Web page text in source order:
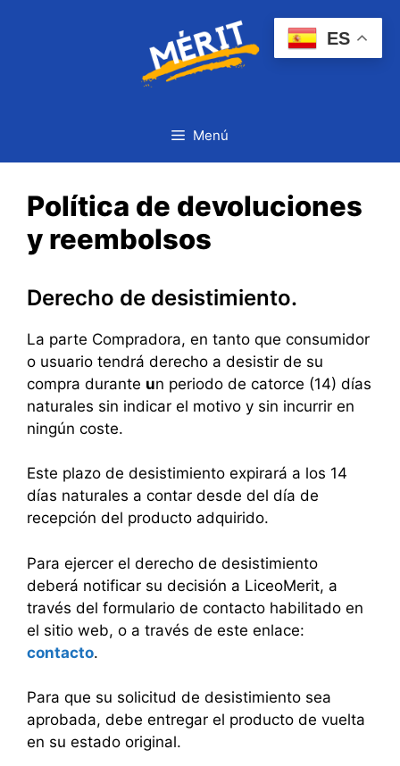
Menú
Política de devoluciones
y reembolsos
Derecho de desistimiento.
La parte Compradora, en tanto que consumidor
o usuario tendrá derecho a desistir de su
compra durante un periodo de catorce (14) días
naturales sin indicar el motivo y sin incurrir en
ningún coste.
Este plazo de desistimiento expirará a los 14
días naturales a contar desde del día de
recepción del producto adquirido.
Para ejercer el derecho de desistimiento
deberá notificar su decisión a LiceoMerit, a
través del formulario de contacto habilitado en
el sitio web, o a través de este enlace:
contacto.
Para que su solicitud de desistimiento sea
aprobada, debe entregar el producto de vuelta
en su estado original.
ES